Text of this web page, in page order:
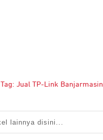
Tag: Jual TP-Link Banjarmasin